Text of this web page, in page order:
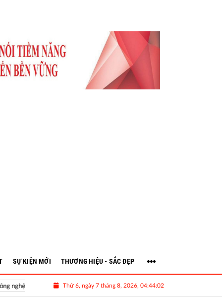
Volkswagen ID. ERA 9X mở bán tại Việt Nam: SUV EREV cỡ lớn, giá dự
Thứ 6, ngày 7 tháng 8, 2026, 04:44:04
SỰ KIỆN MỚI THƯƠNG HIỆU - SẮC ĐẸP